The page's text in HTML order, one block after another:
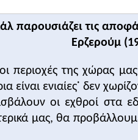
Αυτό θα μπορούσε να
ένα έθνος, όταν δεν
και παραμένει στο
είναι σε πολύ ψηλό
επιλογή είναι:
παρουσιάζει τις
Ερζερούμ
περιοχές της χώρας
είναι ενιαίες˙ δεν
οι εχθροί στα
μας, θα